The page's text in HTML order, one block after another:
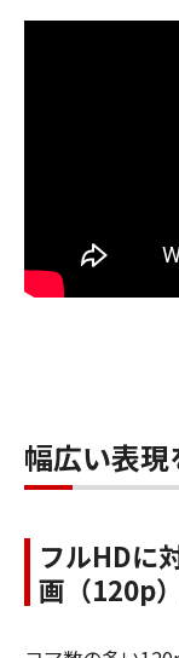
幅広い表
フルHDに
画（120p）